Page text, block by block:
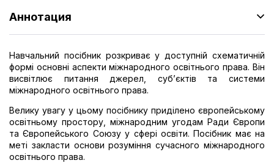
Аннотация
Навчальний посібник розкриває у доступній схематичній
формі основні аспекти міжнародного освітнього права. Він
висвітлює питання джерел, суб’єктів та системи
міжнародного освітнього права.
Велику увагу у цьому посібнику приділено європейському
освітньому простору, міжнародним угодам Ради Європи
та Європейського Союзу у сфері освіти. Посібник має на
меті закласти основи розуміння сучасного міжнародного
освітнього права.